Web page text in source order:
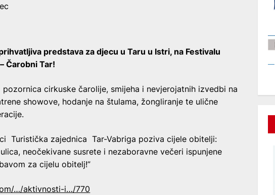
predstava za djecu u Taru u Istri, na Festivalu
Čarobni Tar!
cirkuske čarolije, smijeha i nevjerojatnih izvedbi na
showove, hodanje na štulama, žongliranje te ulične
Turistička zajednica Tar-Vabriga poziva cijele obitelji:
neočekivane susrete i nezaboravne večeri ispunjene
za cijelu obitelj!”
…/aktivnosti-i…/770